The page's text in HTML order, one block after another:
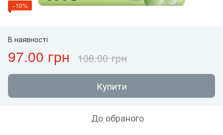
−10%
В наявності
97.00 грн 108.00 грн
Купити
До обраного